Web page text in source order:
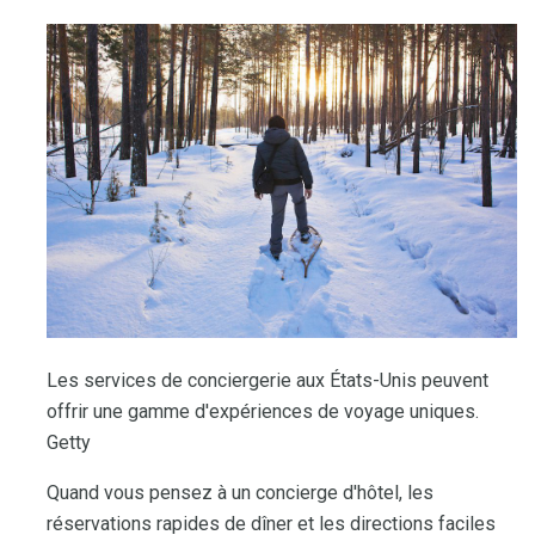
Les services de conciergerie aux États-Unis peuvent
offrir une gamme d'expériences de voyage uniques.
Getty
Quand vous pensez à un concierge d'hôtel, les
réservations rapides de dîner et les directions faciles